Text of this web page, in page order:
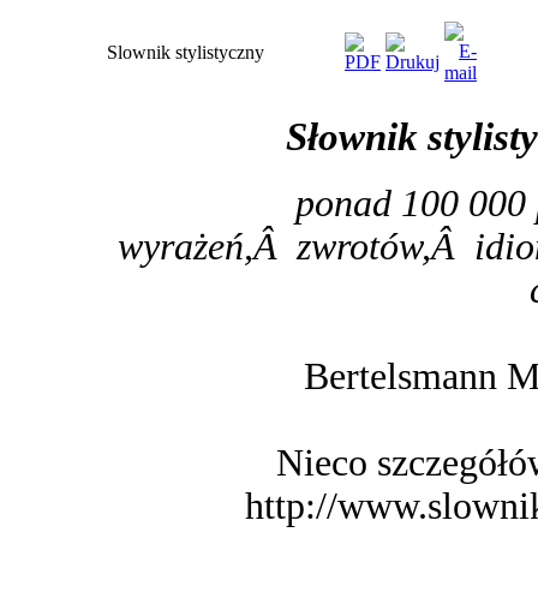
Slownik stylistyczny
Słownik
ponad 100 000
wyrażeń,Â zwrotów,Â
Bertelsmann
Nieco
http://